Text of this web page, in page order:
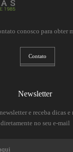
conosco para obter
Contato
Newsletter
e receba dicas
diretamente no seu e-mail